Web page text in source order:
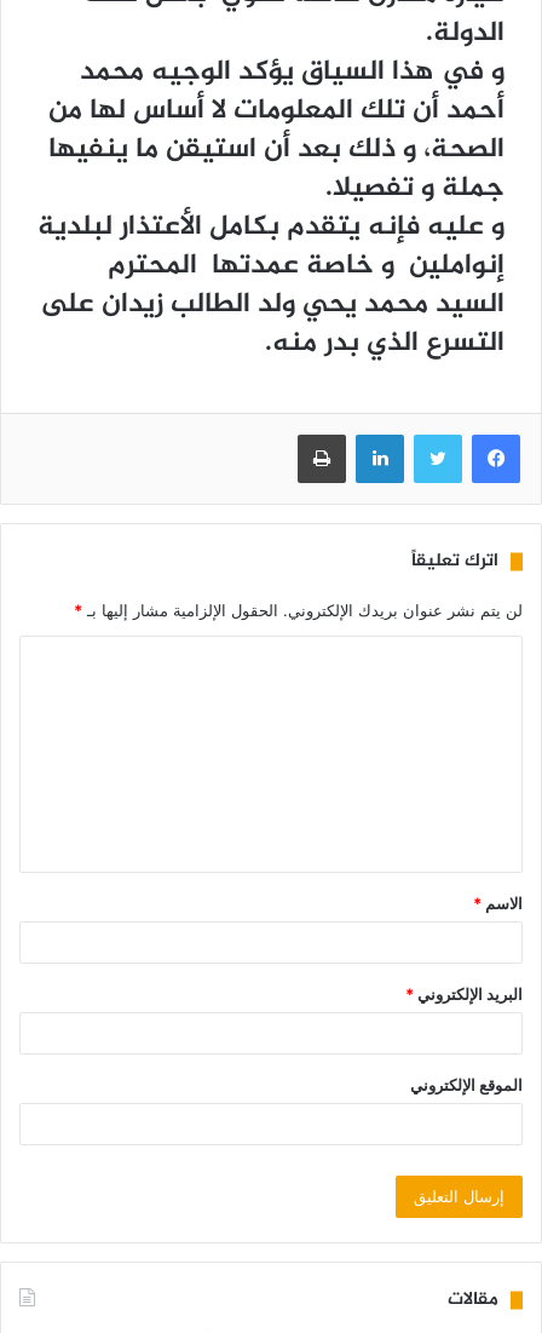
الدولة.
و في هذا السياق يؤكد الوجيه محمد
أحمد أن تلك المعلومات لا أساس لها من
الصحة، و ذلك بعد أن استيقن ما ينفيها
جملة و تفصيلا.
و عليه فإنه يتقدم بكامل الأعتذار لبلدية
إنواملين و خاصة عمدتها المحترم
السيد محمد يحي ولد الطالب زيدان على
التسرع الذي بدر منه.
فيسبوك تويتر لينكدإن طباعة
اترك تعليقاً
لن يتم نشر عنوان بريدك الإلكتروني. الحقول الإلزامية مشار إليها بـ*
الاسم *
البريد الإلكتروني*
الموقع الإلكتروني
مقالات